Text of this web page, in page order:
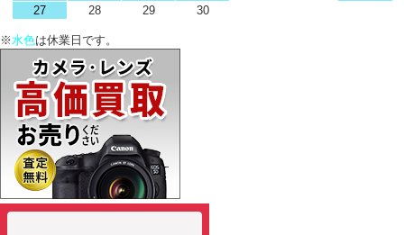
27
28 29 30
※水色は休業日です。